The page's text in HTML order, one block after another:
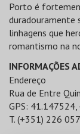
Porto é
duradouramente
linhagens que
romantismo na
INFORMAÇÕES
Endereço
Rua de Entre
GPS:
T. (+351) 226